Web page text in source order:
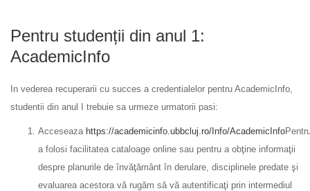
Pentru studenții din anul 1:
AcademicInfo
In vederea recuperarii cu succes a credentialelor pentru AcademicInfo,
studentii din anul I trebuie sa urmeze urmatorii pasi:
Acceseaza https://academicinfo.ubbcluj.ro/Info/AcademicInfo
a folosi facilitatea cataloage online sau pentru a obţine informaţii
despre planurile de învăţământ în derulare, disciplinele predate şi
evaluarea acestora vă rugăm să vă autentificaţi prin intermediul